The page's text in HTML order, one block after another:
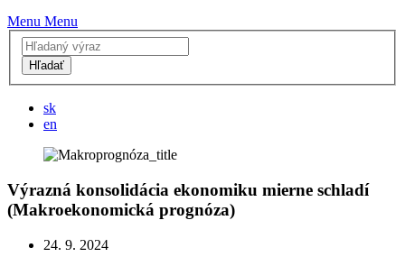
Menu Menu
Hľadať
sk
en
Výrazná konsolidácia ekonomiku mierne schladí
(Makroekonomická prognóza)
24. 9. 2024